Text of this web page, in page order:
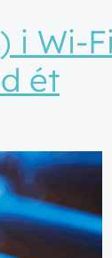
der
i Wi-
ét